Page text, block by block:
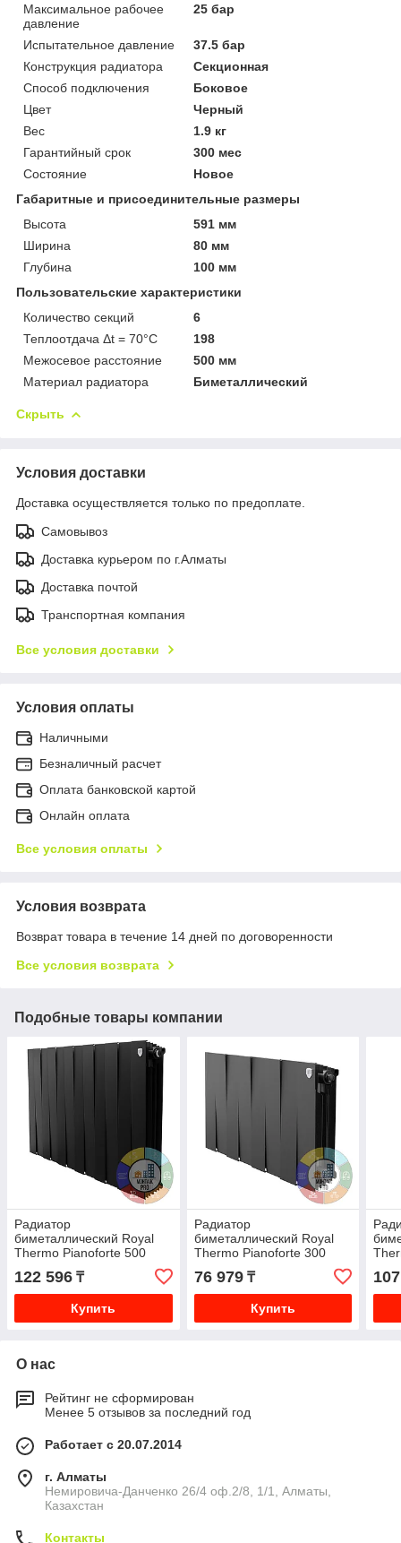
Максимальное рабочее
давление
25 бар
Испытательное давление
37.5 бар
Конструкция радиатора
Секционная
Способ подключения
Боковое
Цвет
Черный
Вес
1.9 кг
Гарантийный срок
300 мес
Состояние
Новое
Габаритные и присоединительные размеры
Высота
591 мм
Ширина
80 мм
Глубина
100 мм
Пользовательские характеристики
Количество секций
6
Теплоотдача Δt = 70°C
198
Межосевое расстояние
500 мм
Материал радиатора
Биметаллический
Скрыть
Условия доставки
Доставка осуществляется только по предоплате.
Самовывоз
Доставка курьером по г.Алматы
Доставка почтой
Транспортная компания
Все условия доставки
Условия оплаты
Наличными
Безналичный расчет
Оплата банковской картой
Онлайн оплата
Все условия оплаты
Условия возврата
Возврат товара в течение 14 дней по договоренности
Все условия возврата
Подобные товары компании
Радиатор
биметаллический Royal
Thermo Pianoforte 500
Noir Sable 12 секций
122 596 ₸
Купить
Радиатор
биметаллический Royal
Thermo Pianoforte 300
Noir Sable 8 секций
76 979₸
Купить
О нас
Рейтинг не сформирован
Менее 5 отзывов за последний год
Работает с 20.07.2014
г. Алматы
Немировича-Данченко 26/4 оф.2/8, 1/1, Алматы,
Казахстан
Контакты